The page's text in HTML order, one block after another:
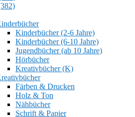
Kinderbücher (2-6 Jahre)
Kinderbücher (6-10 Jahre)
Jugendbücher (ab 10 Jahre)
Hörbücher
Kreativbücher (K)
Färben & Drucken
Holz & Ton
Nähbücher
Schrift & Papier